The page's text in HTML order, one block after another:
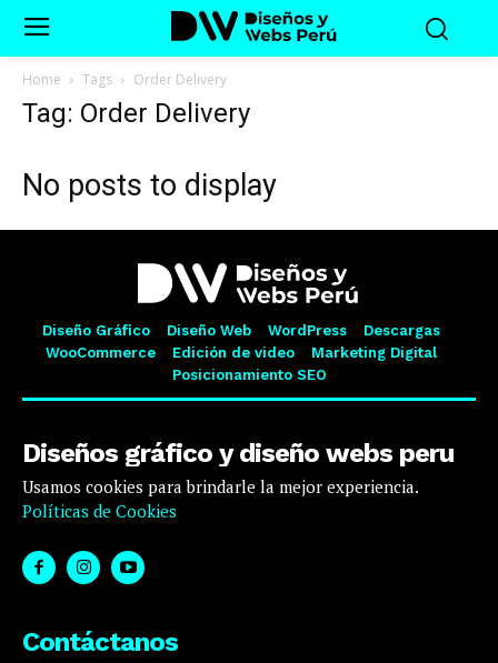
Home Tags Order Delivery
Tag: Order Delivery
No posts to display
Diseño Gráfico Diseño Web WordPress
Descargas
WooCommerce
Edición de video
Marketing Digital
Posicionamiento SEO
Diseños gráfico y diseño webs peru
Usamos cookies para brindarle la mejor experiencia.
Políticas de Cookies
Contáctanos